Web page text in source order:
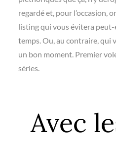
regardé et, pour l’occasion,
listing qui vous évitera
temps. Ou, au contraire, qui
un bon moment. Premier
séries.
Avec